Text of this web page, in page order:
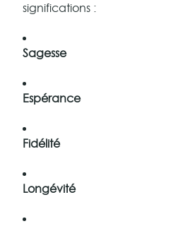
significations :
Sagesse
Espérance
Fidélité
Longévité